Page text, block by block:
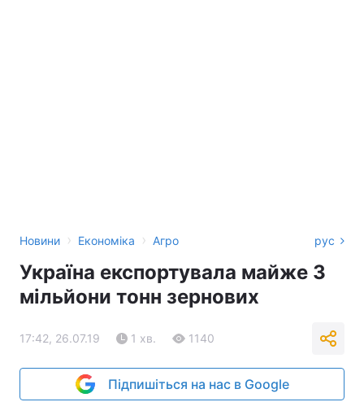
Новини › Економіка › Агро рус
Україна експортувала майже 3
мільйони тонн зернових
17:42, 26.07.19 1 хв. 1140
Підпишіться на нас в Google